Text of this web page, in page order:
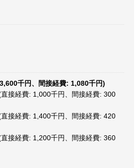
千円、間接経費: 1,080千円)
接経費: 1,000千円、間接経費: 300
接経費: 1,400千円、間接経費: 420
接経費: 1,200千円、間接経費: 360